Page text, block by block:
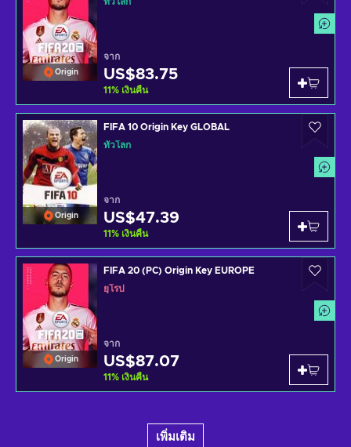
Origin
จาก
US$83.75
11% เงินคืน
Origin
FIFA 10 Origin Key GLOBAL
ทั่วโลก
จาก
US$47.39
11% เงินคืน
Origin
FIFA 20 (PC) Origin Key EUROPE
ยุโรป
จาก
US$87.07
11% เงินคืน
เพิ่มเติม